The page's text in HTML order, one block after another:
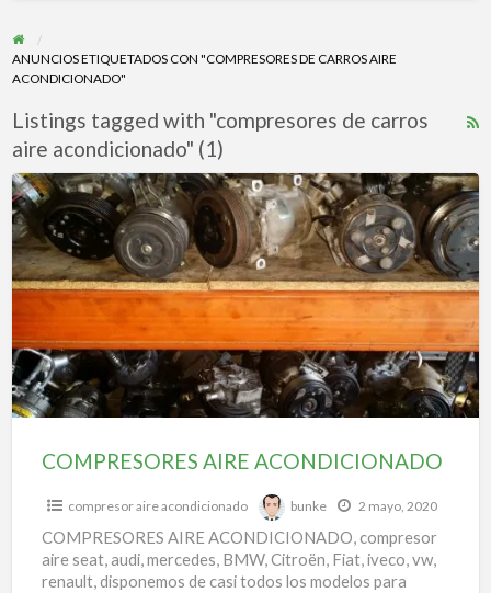
ANUNCIOS ETIQUETADOS CON "COMPRESORES DE CARROS AIRE
ACONDICIONADO"
Listings tagged with "compresores de carros
aire acondicionado" (1)
COMPRESORES
AIRE
ACONDICIONADO
COMPRESORES AIRE ACONDICIONADO
compresor aire acondicionado bunke 2 mayo, 2020
COMPRESORES AIRE ACONDICIONADO, compresor
aire seat, audi, mercedes, BMW, Citroën, Fiat, iveco, vw,
renault, disponemos de casi todos los modelos para